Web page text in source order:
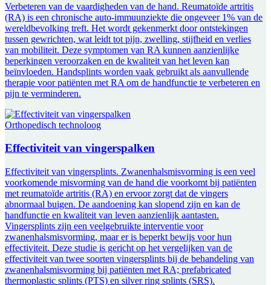
Verbeteren van de vaardigheden van de hand. Reumatoïde artritis
(RA) is een chronische auto-immuunziekte die ongeveer 1% van de
wereldbevolking treft. Het wordt gekenmerkt door ontstekingen
tussen gewrichten, wat leidt tot pijn, zwelling, stijfheid en verlies
van mobiliteit. Deze symptomen van RA kunnen aanzienlijke
beperkingen veroorzaken en de kwaliteit van het leven kan
beïnvloeden. Handsplints worden vaak gebruikt als aanvullende
therapie voor patiënten met RA om de handfunctie te verbeteren en
pijn te verminderen.
Orthopedisch technoloog
Effectiviteit van vingerspalken
Effectiviteit van vingersplints. Zwanenhalsmisvorming is een veel
voorkomende misvorming van de hand die voorkomt bij patiënten
met reumatoïde artritis (RA) en ervoor zorgt dat de vingers
abnormaal buigen. De aandoening kan slopend zijn en kan de
handfunctie en kwaliteit van leven aanzienlijk aantasten.
Vingersplints zijn een veelgebruikte interventie voor
zwanenhalsmisvorming, maar er is beperkt bewijs voor hun
effectiviteit. Deze studie is gericht op het vergelijken van de
effectiviteit van twee soorten vingersplints bij de behandeling van
zwanenhalsmisvorming bij patiënten met RA; prefabricated
thermoplastic splints (PTS) en silver ring splints (SRS).